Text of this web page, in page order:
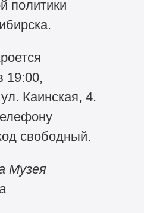
политики
19:00,
Каинская, 4.
свободный.
Музея